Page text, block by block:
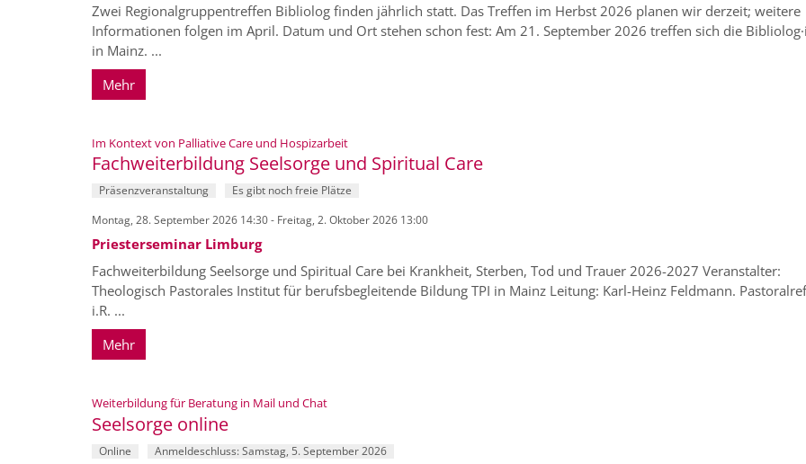
Zwei Regionalgruppentreffen Bibliolog finden jährlich statt. Das Treffen im Herbst 2026 planen wir derzeit; weitere
Informationen folgen im April. Datum und Ort stehen schon fest: Am 21. September 2026 treffen sich die
in Mainz. ...
Mehr
Im Kontext von Palliative Care und Hospizarbeit:
Fachweiterbildung Seelsorge und Spiritual Care
Präsenzveranstaltung
Es gibt noch freie Plätze
Montag, 28. September 2026 14:30 - Freitag, 2. Oktober 2026 13:00
Priesterseminar Limburg
Fachweiterbildung Seelsorge und Spiritual Care bei Krankheit, Sterben, Tod und Trauer 2026-2027 Veranstalter:
Theologisch Pastorales Institut für berufsbegleitende Bildung TPI in Mainz Leitung: Karl-Heinz Feldmann.
i.R. ...
Mehr
Weiterbildung für Beratung in Mail und Chat:
Seelsorge online
Online
Anmeldeschluss: Samstag, 5. September 2026